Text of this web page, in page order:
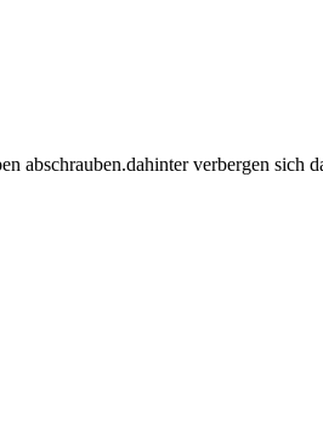
abschrauben.dahinter verbergen sich